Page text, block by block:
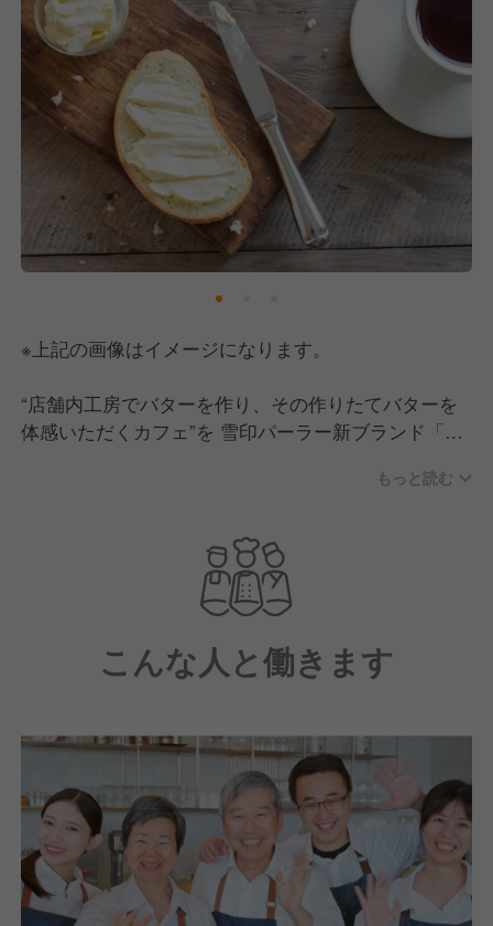
※上記の画像はイメージになります。
“店舗内工房でバターを作り、その作りたてバターを
体感いただくカフェ”を 雪印パーラー新ブランド「バ
このお店のホールスタッフの中心となってもらえる方
メインメニューは、店内工房で製造したバターを使っ
たバタートースト、フレンチトースト、フリットなど
です。既製品のバターにはない口溶けの良さ、より強
いミルク風味を味わうメニューをお楽しみいただけま
バターになるその感動のできたて瞬間“作りたてバタ
ー”をお客様に提供できる仕事に挑戦ください！！
もっと読む
こんな人と働きます